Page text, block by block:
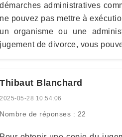
démarches administratives
ne pouvez pas mettre à
un organisme ou une
jugement de divorce, vous
Thibaut Blanchard
2025-05-28 10:54:06
Nombre de réponses : 22